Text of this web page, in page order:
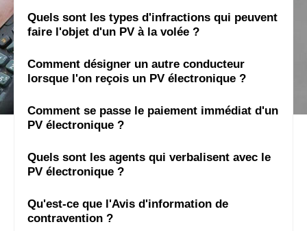
Quels sont les types d'infractions qui peuvent
faire l'objet d'un PV à la volée ?
Comment désigner un autre conducteur
lorsque l'on reçois un PV électronique ?
Comment se passe le paiement immédiat d'un
PV électronique ?
Quels sont les agents qui verbalisent avec le
PV électronique ?
Qu'est-ce que l'Avis d'information de
contravention ?